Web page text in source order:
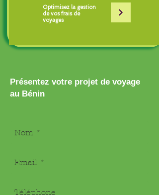
Optimisez la gestion
de vos frais de
voyages
Présentez votre projet de voyage
au Bénin